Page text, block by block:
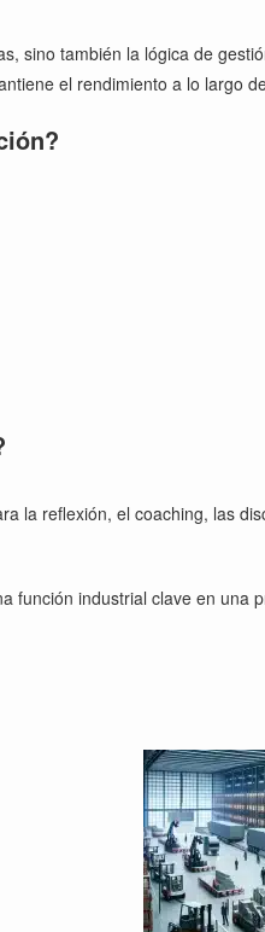
sino también la lógica de
el rendimiento a lo largo
la reflexión, el coaching, las
función industrial clave en una